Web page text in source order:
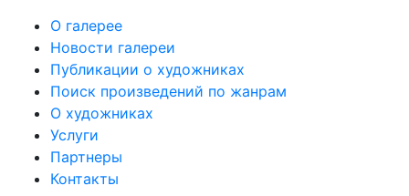
О галерее
Новости галереи
Публикации о художниках
Поиск произведений по жанрам
О художниках
Услуги
Партнеры
Контакты